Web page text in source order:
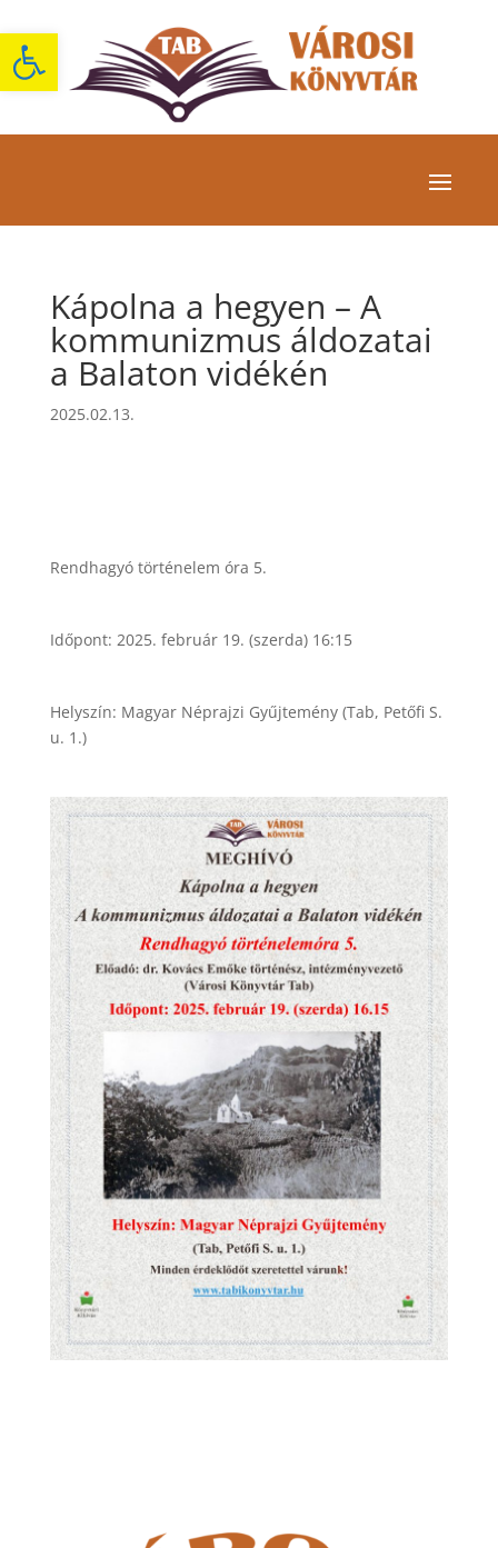
Eszköztár megnyitása
Kápolna a hegyen – A
kommunizmus áldozatai
a Balaton vidékén
2025.02.13.
Rendhagyó történelem óra 5.
Időpont: 2025. február 19. (szerda) 16:15
Helyszín: Magyar Néprajzi Gyűjtemény (Tab, Petőfi S.
u. 1.)